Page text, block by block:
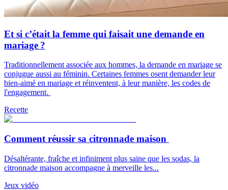
Et si c’était la femme qui faisait une demande en
mariage ?
Traditionnellement associée aux hommes, la demande en mariage se
conjugue aussi au féminin. Certaines femmes osent demander leur
bien-aimé en mariage et réinventent, à leur manière, les codes de
l'engagement.
Recette
Comment réussir sa citronnade maison
Désaltérante, fraîche et infiniment plus saine que les sodas, la
citronnade maison accompagne à merveille les...
Jeux vidéo